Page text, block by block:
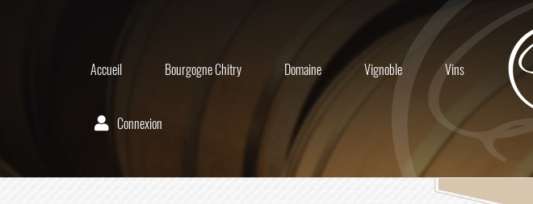
Accueil Bourgogne Chitry Domaine Vignoble Vins
Connexion